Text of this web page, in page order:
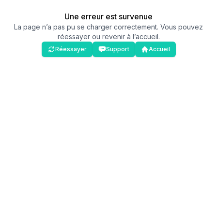
Une erreur est survenue
La page n’a pas pu se charger correctement. Vous pouvez
réessayer ou revenir à l’accueil.
Réessayer Support Accueil